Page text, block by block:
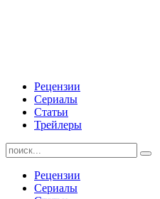
Рецензии
Сериалы
Статьи
Трейлеры
Найти:
Рецензии
Сериалы